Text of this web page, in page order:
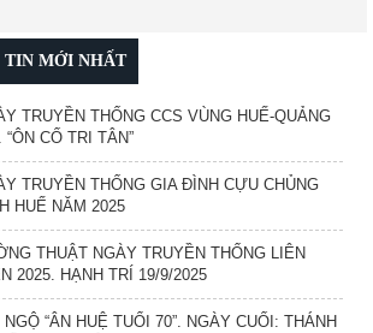
TIN MỚI NHẤT
TRUYỀN THỐNG CCS VÙNG HUẾ-QUẢNG
“ÔN CỐ TRI TÂN”
TRUYỀN THỐNG GIA ĐÌNH CỰU CHỦNG
HUẾ NĂM 2025
THUẬT NGÀY TRUYỀN THỐNG LIÊN
2025. HẠNH TRÍ 19/9/2025
NGỘ “ÂN HUỆ TUỔI 70”. NGÀY CUỐI: THÁNH